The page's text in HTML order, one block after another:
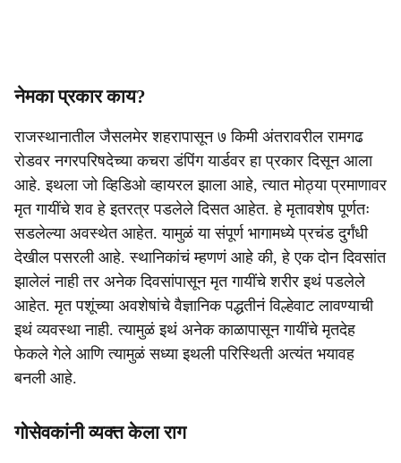
नेमका प्रकार काय?
राजस्थानातील जैसलमेर शहरापासून ७ किमी अंतरावरील रामगढ
रोडवर नगरपरिषदेच्या कचरा डंपिंग यार्डवर हा प्रकार दिसून आला
आहे. इथला जो व्हिडिओ व्हायरल झाला आहे, त्यात मोठ्या प्रमाणावर
मृत गायींचे शव हे इतरत्र पडलेले दिसत आहेत. हे मृतावशेष पूर्णतः
सडलेल्या अवस्थेत आहेत. यामुळं या संपूर्ण भागामध्ये प्रचंड दुर्गंधी
देखील पसरली आहे. स्थानिकांचं म्हणणं आहे की, हे एक दोन दिवसांत
झालेलं नाही तर अनेक दिवसांपासून मृत गायींचे शरीर इथं पडलेले
आहेत. मृत पशूंच्या अवशेषांचे वैज्ञानिक पद्धतीनं विल्हेवाट लावण्याची
इथं व्यवस्था नाही. त्यामुळं इथं अनेक काळापासून गायींचे मृतदेह
फेकले गेले आणि त्यामुळं सध्या इथली परिस्थिती अत्यंत भयावह
बनली आहे.
गोसेवकांनी व्यक्त केला राग